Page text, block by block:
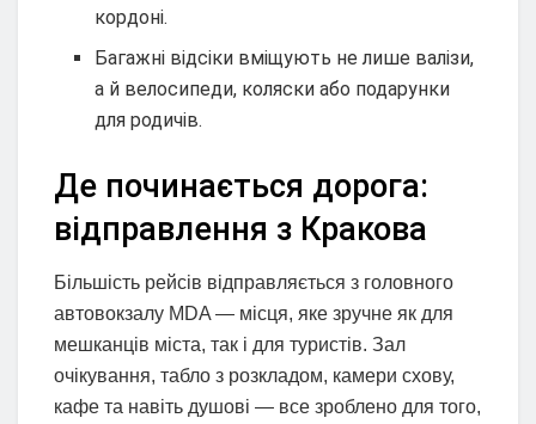
кордоні.
Багажні відсіки вміщують не лише валізи,
а й велосипеди, коляски або подарунки
для родичів.
Де починається дорога:
відправлення з Кракова
Більшість рейсів відправляється з головного
автовокзалу MDA — місця, яке зручне як для
мешканців міста, так і для туристів. Зал
очікування, табло з розкладом, камери схову,
кафе та навіть душові — все зроблено для того,